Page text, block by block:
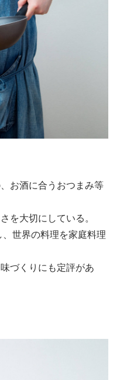
お酒に合うおつまみ等
を大切にしている。
世界の料理を家庭料理
づくりにも定評があ